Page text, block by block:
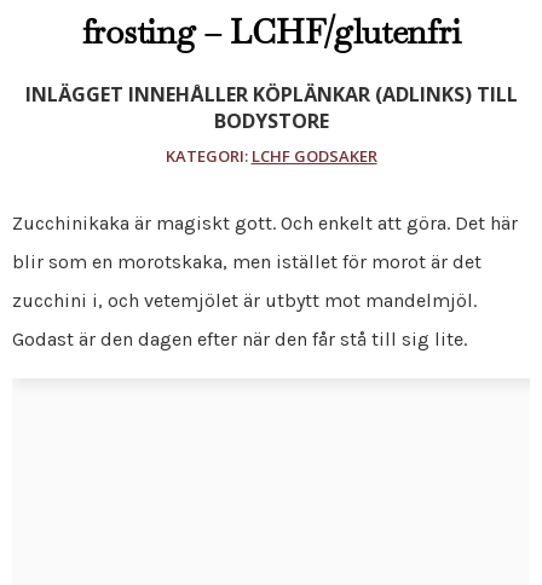
frosting – LCHF/glutenfri
INLÄGGET INNEHÅLLER KÖPLÄNKAR (ADLINKS) TILL
BODYSTORE
KATEGORI: LCHF GODSAKER
Zucchinikaka är magiskt gott. Och enkelt att göra. Det här
blir som en morotskaka, men istället för morot är det
zucchini i, och vetemjölet är utbytt mot mandelmjöl.
Godast är den dagen efter när den får stå till sig lite.